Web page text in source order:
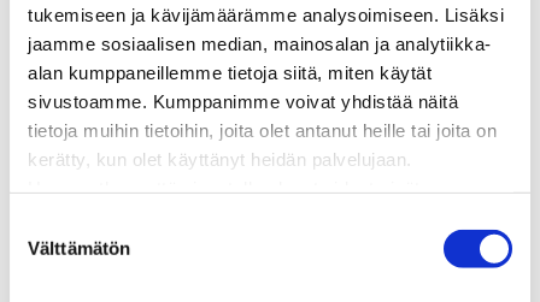
tukemiseen ja kävijämäärämme analysoimiseen. Lisäksi
jaamme sosiaalisen median, mainosalan ja analytiikka-
alan kumppaneillemme tietoja siitä, miten käytät
sivustoamme. Kumppanimme voivat yhdistää näitä
tietoja muihin tietoihin, joita olet antanut heille tai joita on
kerätty, kun olet käyttänyt heidän palvelujaan.
Välttämätön
Kaapelinäyttö ja puunkaatoapu
Säävarma sähköverkko
Sähköliittymät
Sähkön mittaus ja raportointi
Sähkönkulutuksen ohjaus kiinteistössä
Sähköverkon kehittämissuunnitelma
Verkkopalvelutuotteet ja hinnastot